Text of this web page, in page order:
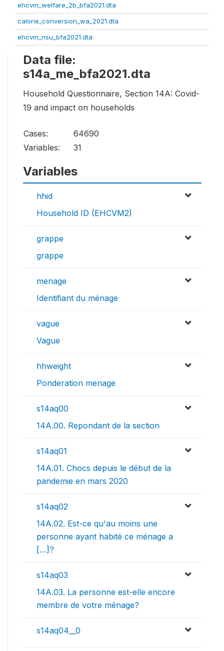
ehcvm_welfare_2b_bfa2021.dta
calorie_conversion_wa_2021.dta
ehcvm_nsu_bfa2021.dta
Data file:
s14a_me_bfa2021.dta
Household Questionnaire, Section 14A: Covid-
19 and impact on households
Cases:
64690
Variables:
31
Variables
hhid
Household ID (EHCVM2)
grappe
grappe
menage
Identifiant du ménage
vague
Vague
hhweight
Ponderation menage
s14aq00
14A.00. Repondant de la section
s14aq01
14A.01. Chocs depuis le début de la
pandemie en mars 2020
s14aq02
14A.02. Est-ce qu'au moins une
personne ayant habité ce ménage a
[…]?
s14aq03
14A.03. La personne est-elle encore
membre de votre ménage?
s14aq04__0